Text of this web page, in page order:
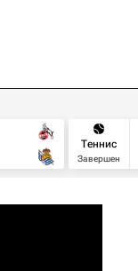
Теннис
Завершен